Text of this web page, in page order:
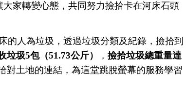
家轉變心態，共同努力撿拾卡在河床石頭
的人為垃圾，透過垃圾分類及紀錄，撿拾到
垃圾5包（51.73公斤） ， 撿拾垃圾總重量達
對土地的連結，為這堂跳脫螢幕的服務學習